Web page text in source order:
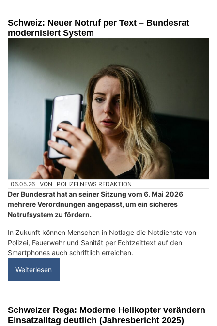
Schweiz: Neuer Notruf per Text – Bundesrat
modernisiert System
06.05.26 VON POLIZEI.NEWS REDAKTION
Der Bundesrat hat an seiner Sitzung vom 6. Mai 2026
mehrere Verordnungen angepasst, um ein sicheres
Notrufsystem zu fördern.
In Zukunft können Menschen in Notlage die Notdienste von
Polizei, Feuerwehr und Sanität per Echtzeittext auf den
Smartphones auch schriftlich erreichen.
Weiterlesen
Schweizer Rega: Moderne Helikopter verändern
Einsatzalltag deutlich (Jahresbericht 2025)